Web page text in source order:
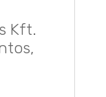
Kft.